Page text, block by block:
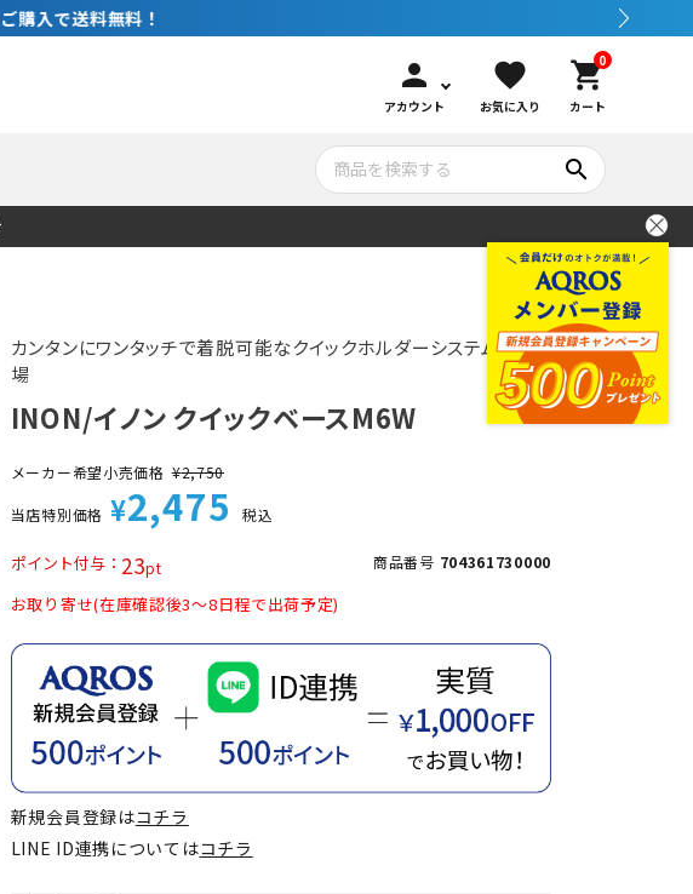
料！
person
アカウント
favorite
お気に入り
0
shopping_cart
カート
・ビデオライト 水中カメラ機材
メンテナンサービス・交換用パーツ
てます！ ブランド紹介
っと知る コンセプト
search
カンタンにワンタッチで着脱可能なクイックホルダーシステムが登
場
INON/イノン クイックベースM6W
メーカー希望小売価格 ¥2,750
当店特別価格 ¥2,475 税込
23
ポイント付与 商品番号 704361730000
お取り寄せ(在庫確認後3～8日程で出荷予定)
新規会員登録はコチラ
LINE ID連携についてはコチラ